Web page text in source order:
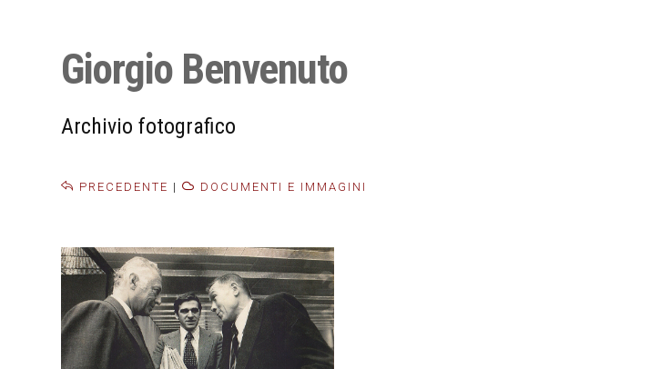
Giorgio Benvenuto
Archivio fotografico
PRECEDENTE | DOCUMENTI E IMMAGINI